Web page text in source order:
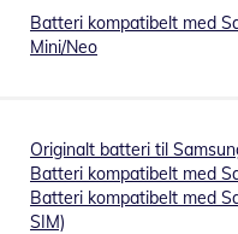
Batteri kompatibelt med
Mini/Neo
Originalt batteri til
Batteri kompatibelt med
Batteri kompatibelt med
SIM)